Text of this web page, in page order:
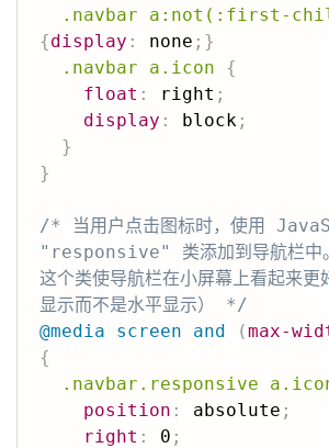
.navbar a:not(:first-
{display : none ; }
.navbar a.icon
{
float : right ;
display : block ;
}
}
/* 当用户点击图标时，使用
"responsive" 类添加到导航栏中。
这个类使导航栏在小屏幕上看起来更
显示而不是水平显示） */
@media screen and (max-
{
.navbar.responsive
position : absolute ;
right : 0 ;